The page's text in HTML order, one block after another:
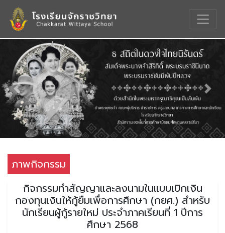
Previous Next
ภาพกิจกรรม
กิจกรรมทำสัญญาและลงนามในแบบเบิกเงิน
กองทุนเงินให้กู้ยืมเพื่อการศึกษา (กยศ.) สำหรับ
นักเรียนผู้กู้รายใหม่ ประจำภาคเรียนที่ 1 ปีการ
ศึกษา 2568